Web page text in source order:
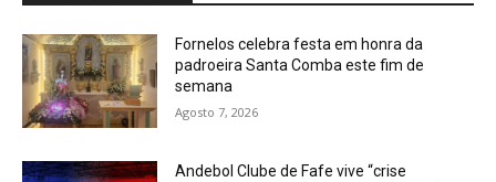
Fornelos celebra festa em honra da
padroeira Santa Comba este fim de
semana
Agosto 7, 2026
Andebol Clube de Fafe vive “crise